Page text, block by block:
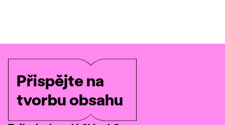
Přispějte na
tvorbu obsahu